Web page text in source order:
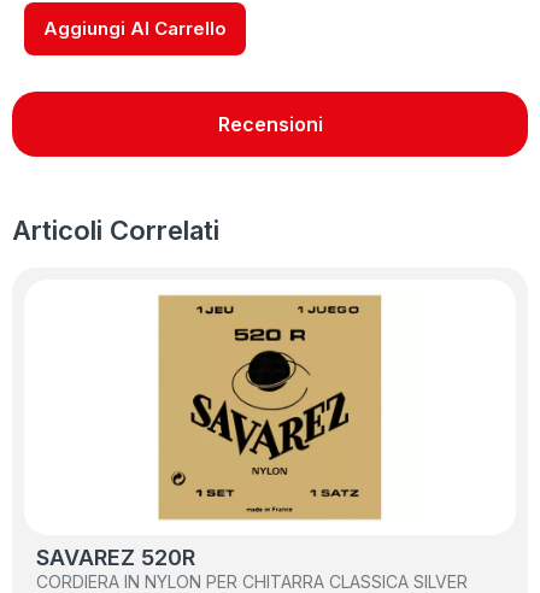
Aggiungi Al Carrello
Recensioni
Articoli Correlati
SAVAREZ 520R
CORDIERA IN NYLON PER CHITARRA CLASSICA SILVER